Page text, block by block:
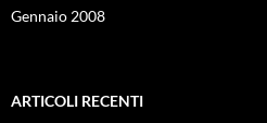
Gennaio 2008
ARTICOLI RECENTI